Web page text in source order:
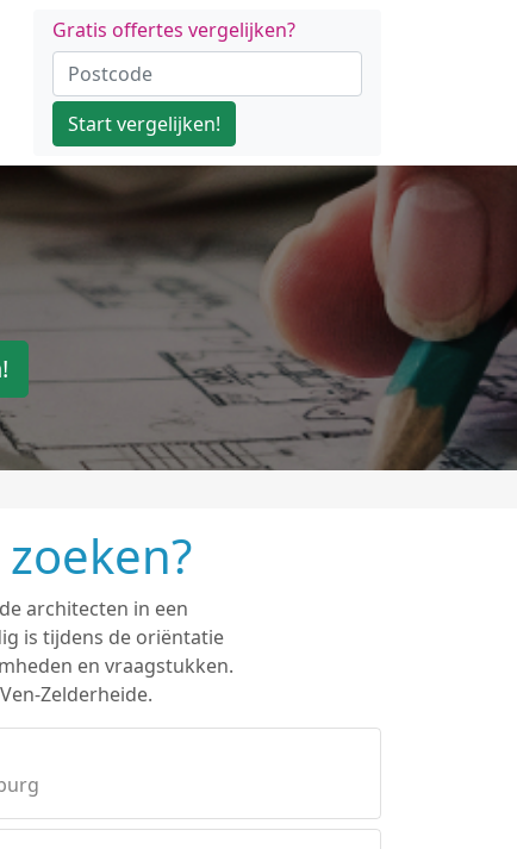
Gratis offertes vergelijken?
Start vergelijken!
architecten in een
is tijdens de oriëntatie
en vraagstukken.
Zelderheide.